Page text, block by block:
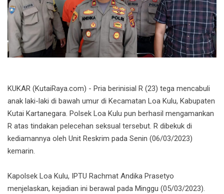
KUKAR (KutaiRaya.com) - Pria berinisial R (23) tega mencabuli
anak laki-laki di bawah umur di Kecamatan Loa Kulu, Kabupaten
Kutai Kartanegara. Polsek Loa Kulu pun berhasil mengamankan
R atas tindakan pelecehan seksual tersebut. R dibekuk di
kediamannya oleh Unit Reskrim pada Senin (06/03/2023)
kemarin.
Kapolsek Loa Kulu, IPTU Rachmat Andika Prasetyo
menjelaskan, kejadian ini berawal pada Minggu (05/03/2023).